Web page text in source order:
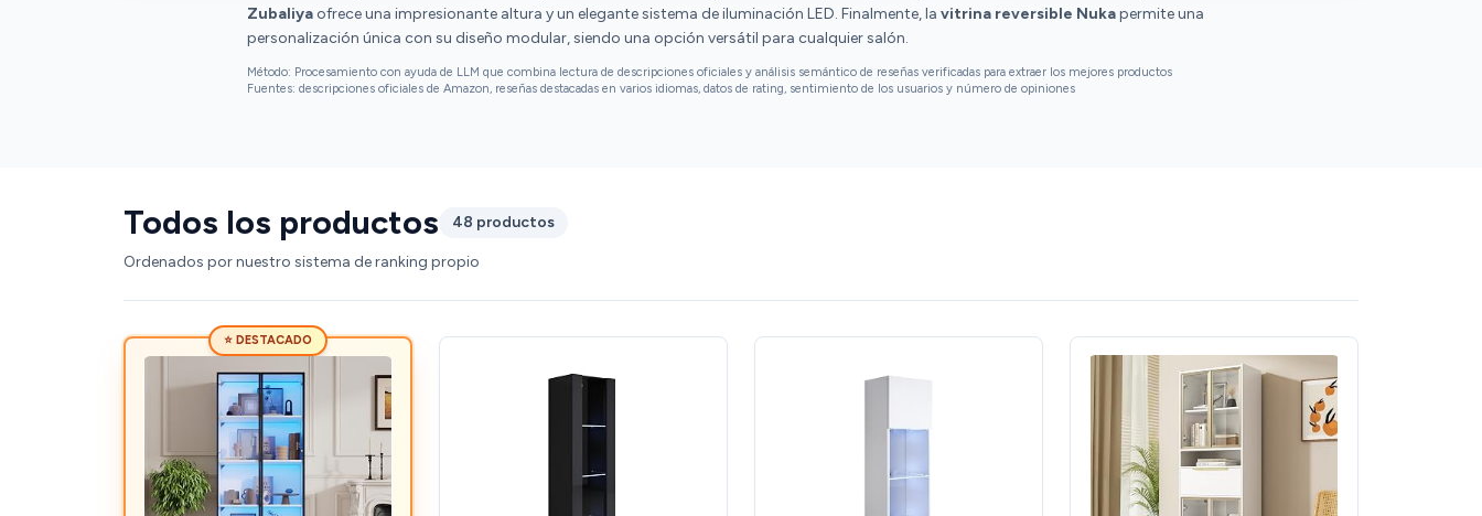
Zubaliya ofrece una impresionante altura y un elegante sistema de iluminación LED. Finalmente, la vitrina reversible Nukapermite una
personalización única con su diseño modular, siendo una opción versátil para cualquier salón.
Método: Procesamiento con ayuda de LLM que combina lectura de descripciones oficiales y análisis semántico de reseñas verificadas para extraer los mejores productos
Fuentes: descripciones oficiales de Amazon, reseñas destacadas en varios idiomas, datos de rating, sentimiento de los usuarios y número de opiniones
Todos los productos 48 productos
Ordenados por nuestro sistema de ranking propio
⭐ DESTACADO